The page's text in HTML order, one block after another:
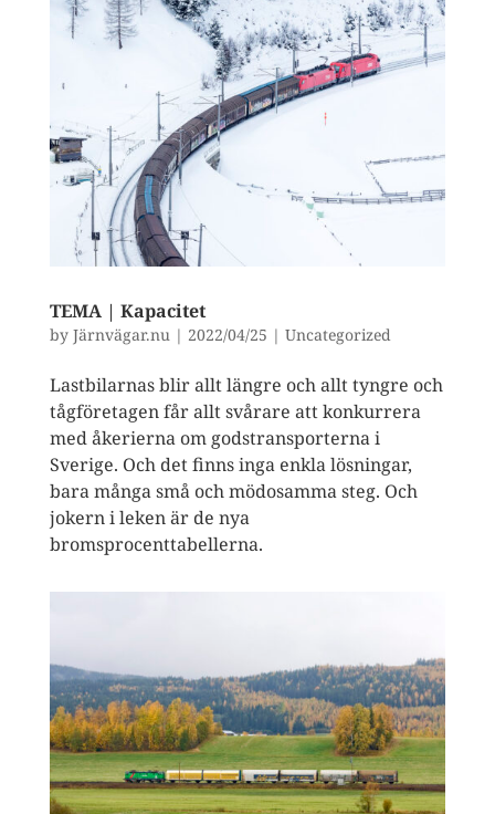
TEMA | Kapacitet
by Järnvägar.nu | 2022/04/25 | Uncategorized
Lastbilarnas blir allt längre och allt tyngre och
tågföretagen får allt svårare att konkurrera
med åkerierna om godstransporterna i
Sverige. Och det finns inga enkla lösningar,
bara många små och mödosamma steg. Och
jokern i leken är de nya
bromsprocenttabellerna.